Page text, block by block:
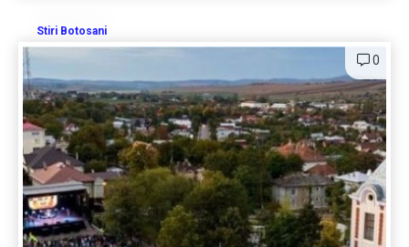
Stiri Botosani
0